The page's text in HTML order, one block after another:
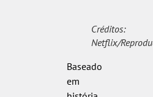
Créditos:
Netflix/
Baseado
em